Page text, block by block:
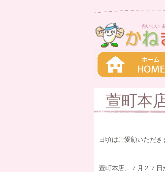
萱町本
日頃はご愛顧いただき
萱町本店、７月２７日